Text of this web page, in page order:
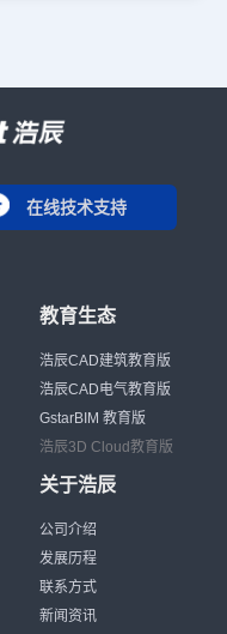
在线技术支持
教育生态
浩辰CAD建筑教育版
浩辰CAD电气教育版
GstarBIM 教育版
浩辰3D Cloud教育版
关于浩辰
公司介绍
发展历程
联系方式
新闻资讯